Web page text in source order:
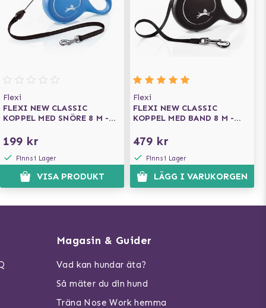
Flexi
FLEXI NEW CLASSIC
KOPPEL MED SNÖRE 8 M -
199 kr
Finns i Lager
VISA PRODUKT
Flexi
FLEXI NEW CLASSIC
KOPPEL MED BAND 8 M -
479 kr
Finns i Lager
LÄGG I VARUKORGEN
Magasin & Guider
Vad kan hundar äta?
Så mäter du din hund
Träna Nose Work hemma